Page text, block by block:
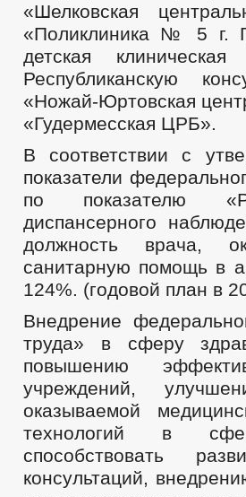
«Шелковская
«Поликлиника № 5 г.
детская
Республиканскую
«Ножай-Юртовская
«Гудермесская ЦРБ».
В соответствии с
показатели
по показателю
диспансерного
должность врача,
санитарную помощь в
124%. (годовой план в
Внедрение
труда» в сферу
повышению
учреждений,
оказываемой
технологий в
способствовать
консультаций,